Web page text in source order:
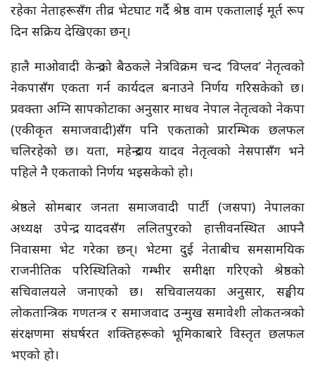
रहेका नेताहरूसँग तीव्र भेटघाट गर्दै श्रेष्ठ वाम एकतालाई मूर्त रूप
दिन सक्रिय देखिएका छन्।
हालै माओवादी केन्द्रको बैठकले नेत्रविक्रम चन्द ‘विप्लव’ नेतृत्वको
नेकपासँग एकता गर्न कार्यदल बनाउने निर्णय गरिसकेको छ।
प्रवक्ता अग्नि सापकोटाका अनुसार माधव नेपाल नेतृत्वको नेकपा
(एकीकृत समाजवादी)सँग पनि एकताको प्रारम्भिक छलफल
चलिरहेको छ। यता, महेन्द्रराय यादव नेतृत्वको नेसपासँग भने
पहिले नै एकताको निर्णय भइसकेको हो।
श्रेष्ठले सोमबार जनता समाजवादी पार्टी (जसपा) नेपालका
अध्यक्ष उपेन्द्र यादवसँग ललितपुरको हात्तीवनस्थित आफ्नै
निवासमा भेट गरेका छन्। भेटमा दुई नेताबीच समसामयिक
राजनीतिक परिस्थितिको गम्भीर समीक्षा गरिएको श्रेष्ठको
सचिवालयले जनाएको छ। सचिवालयका अनुसार, सङ्घीय
लोकतान्त्रिक गणतन्त्र र समाजवाद उन्मुख समावेशी लोकतन्त्रको
संरक्षणमा संघर्षरत शक्तिहरूको भूमिकाबारे विस्तृत छलफल
भएको हो।